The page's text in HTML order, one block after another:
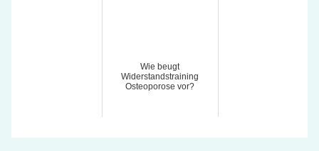
Wie beugt
Widerstandstraining
Osteoporose vor?